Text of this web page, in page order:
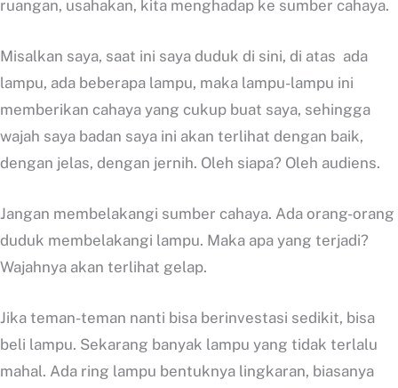
ruangan, usahakan, kita menghadap ke sumber cahaya.
Misalkan saya, saat ini saya duduk di sini, di atas ada
lampu, ada beberapa lampu, maka lampu-lampu ini
memberikan cahaya yang cukup buat saya, sehingga
wajah saya badan saya ini akan terlihat dengan baik,
dengan jelas, dengan jernih. Oleh siapa? Oleh audiens.
Jangan membelakangi sumber cahaya. Ada orang-orang
duduk membelakangi lampu. Maka apa yang terjadi?
Wajahnya akan terlihat gelap.
Jika teman-teman nanti bisa berinvestasi sedikit, bisa
beli lampu. Sekarang banyak lampu yang tidak terlalu
mahal. Ada ring lampu bentuknya lingkaran, biasanya